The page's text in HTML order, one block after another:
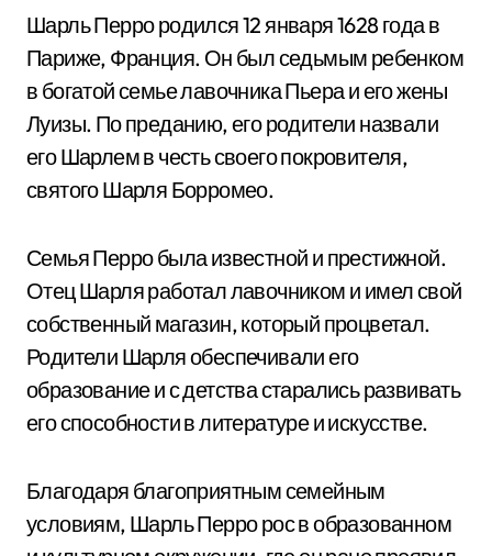
Шарль Перро родился 12 января 1628 года в
Париже, Франция. Он был седьмым ребенком
в богатой семье лавочника Пьера и его жены
Луизы. По преданию, его родители назвали
его Шарлем в честь своего покровителя,
святого Шарля Борромео.
Семья Перро была известной и престижной.
Отец Шарля работал лавочником и имел свой
собственный магазин, который процветал.
Родители Шарля обеспечивали его
образование и с детства старались развивать
его способности в литературе и искусстве.
Благодаря благоприятным семейным
условиям, Шарль Перро рос в образованном